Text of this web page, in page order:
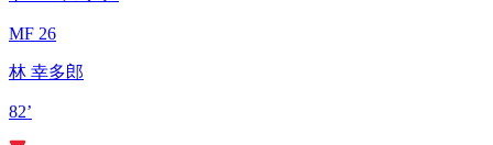
MF 26
林 幸多郎
82’